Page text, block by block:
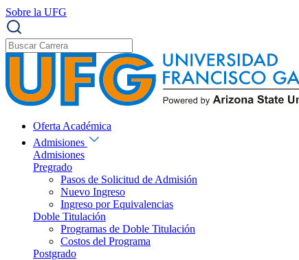
Sobre la UFG
Oferta Académica
Admisiones
Admisiones
Pregrado
Pasos de Solicitud de Admisión
Nuevo Ingreso
Ingreso por Equivalencias
Doble Titulación
Programas de Doble Titulación
Costos del Programa
Postgrado